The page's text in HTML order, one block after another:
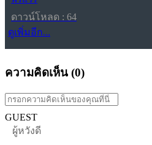
ดาวน์โหลด : 64
ดูเพิ่มอีก...
ความคิดเห็น (0)
GUEST
ผู้หวังดี